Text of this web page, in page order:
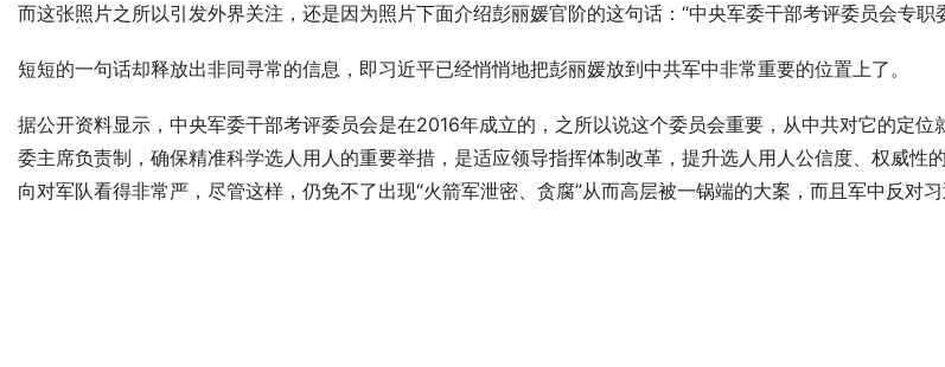
而这张照片之所以引发外界关注，还是因为照片下面介绍彭丽媛官阶的这句话：“中央军委干部考评委员会专职
短短的一句话却释放出非同寻常的信息，即习近平已经悄悄地把彭丽媛放到中共军中非常重要的位置上了。
据公开资料显示，中央军委干部考评委员会是在2016年成立的，之所以说这个委员会重要，从中共对它的定
委主席负责制，确保精准科学选人用人的重要举措，是适应领导指挥体制改革，提升选人用人公信度、权威
向对军队看得非常严，尽管这样，仍免不了出现“火箭军泄密、贪腐”从而高层被一锅端的大案，而且军中反对习